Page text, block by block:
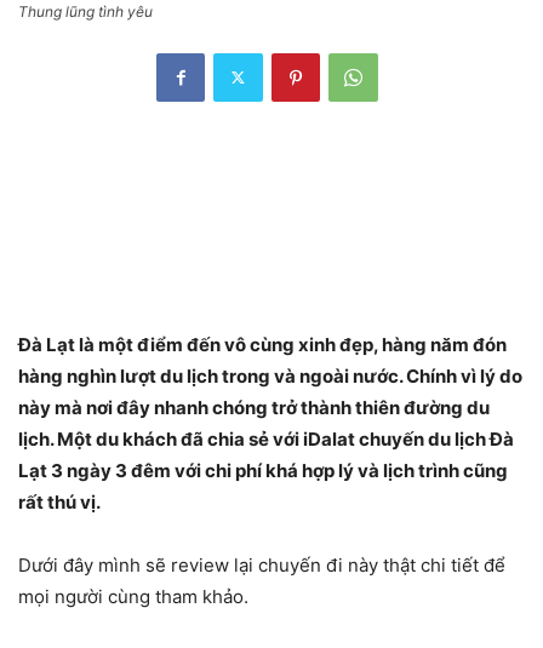
Thung lũng tình yêu
Đà Lạt là một điểm đến vô cùng xinh đẹp, hàng năm đón
hàng nghìn lượt du lịch trong và ngoài nước. Chính vì lý do
này mà nơi đây nhanh chóng trở thành thiên đường du
lịch. Một du khách đã chia sẻ với iDalat chuyến du lịch Đà
Lạt 3 ngày 3 đêm với chi phí khá hợp lý và lịch trình cũng
rất thú vị.
Dưới đây mình sẽ review lại chuyến đi này thật chi tiết để
mọi người cùng tham khảo.